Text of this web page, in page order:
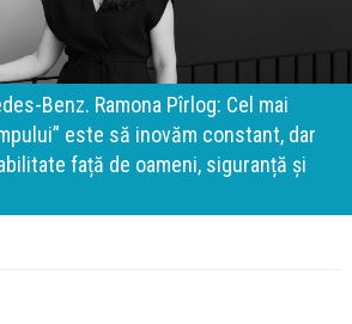
Benz. Ramona Pîrlog: Cel mai
este să inovăm constant, dar
față de oameni, siguranță și